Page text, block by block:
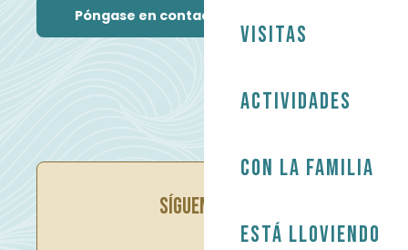
Visitas
Actividades
Con la familia
Está lloviendo
Póngase en contacto con nosotros
SÍGUENOS EN